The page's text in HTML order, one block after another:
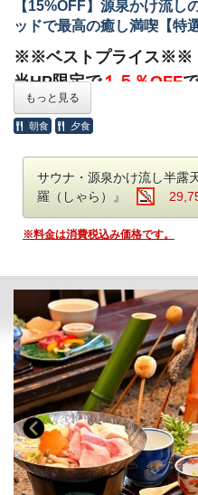
●ご夕食●
○特選和牛ミニステーキ
○囲炉裏会席
串焼、鍋物、刺身、煮物、デザ
※季節や仕入状況により変更す
～1月2日 は特選和牛ミニステ
アレルギー、苦手、妊娠中、宗
および除去はできかねます。
お受けいたしかねます。
越しいただく形となります。
●ご朝食●
○和食膳
【ご注意】当HPからのご予約
プ帳への押印ができません
従前は当HPからのご予約でも
たが、2023年12月27日予約分
（0288-98-0336）か、日本秘
のみの発行・押印となりました
お願い申し上げます。
【15%OFF】源泉かけ流し
ッドで最高の癒し満喫【特
※※ベストプライス※※
当HP限定で１５％OFF
料金は【基本料金】当館人気
付】いろり会席
【プラン内容】
シモンズベッドと露天風呂で日
さいませ！
●セミダブルベッド
め、ご了承ください。
●客室付(半)露天風呂
当館自慢の源泉掛け流しです。
を、お好きなときに何度でもご
【お食事】
全国から厳選された和牛のミニ
魚・一升べら・ばんだい餅等、
土食もお召し上がりいただけま
り込んだ囲炉裏会席です。
もっと見る
朝食 夕食
サウナ・源泉かけ流し半露
羅（しゃら）』
※料金は消費税込み価格です。